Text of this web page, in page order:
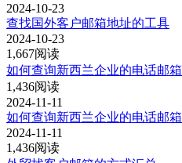
2024-10-23
查找国外客户邮箱地址的工具
2024-10-23
1,667阅读
如何查询新西兰企业的电话邮箱
1,436阅读
2024-11-11
如何查询新西兰企业的电话邮箱
2024-11-11
1,436阅读